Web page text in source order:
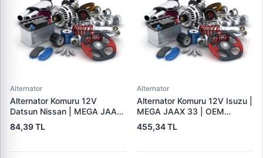
Alternator
Alternator Komuru 12V
Datsun Nissan | MEGA JAAX
20 | OEM JAAX20
84,39 TL
Alternator
Alternator Komuru 12V Isuzu |
MEGA JAAX 33 | OEM
JAAX33
455,34 TL